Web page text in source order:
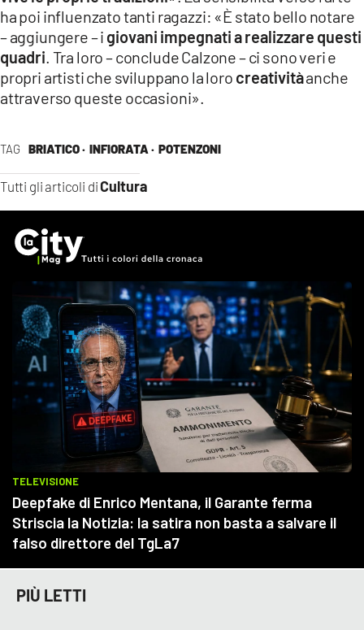
TAG BRIATICO · INFIORATA · POTENZONI
Tutti gli articoli diCultura
ha poi influenzato tanti ragazzi: «È stato bello notare
– aggiungere – i giovani impegnati a realizzare questi
quadri. Tra loro – conclude Calzone – ci sono veri e
propri artisti che sviluppano la loro creativitàanche
attraverso queste occasioni».
PIÙ LETTI